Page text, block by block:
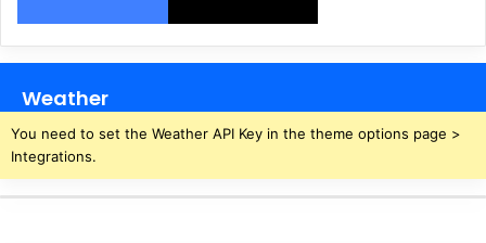
Weather
You need to set the Weather API Key in the theme options page >
Integrations.